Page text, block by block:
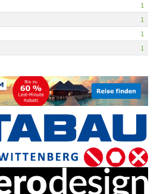
1
1
1
1